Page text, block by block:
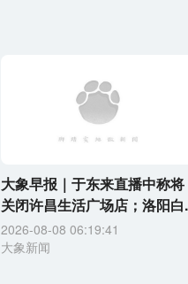
大象早报｜于东来直播中称将
关闭许昌生活广场店；洛阳白
2026-08-08 06:19:41
大象新闻